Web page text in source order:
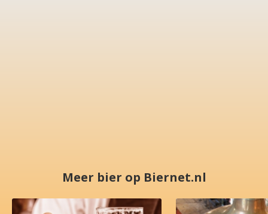
Meer bier op Biernet.nl